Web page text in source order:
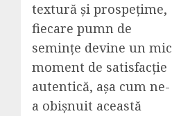
textură și prospețime,
fiecare pumn de
semințe devine un mic
moment de satisfacție
autentică, așa cum ne-
a obișnuit această